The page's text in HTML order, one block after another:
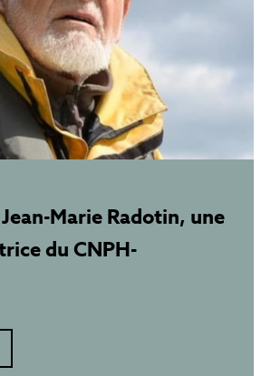
Marie Radotin, une
du CNPH-